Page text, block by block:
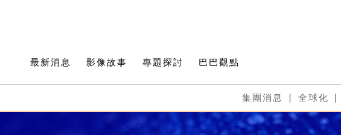
最新消息 影像故事 專題探討 巴巴觀點
集團消息 全球化